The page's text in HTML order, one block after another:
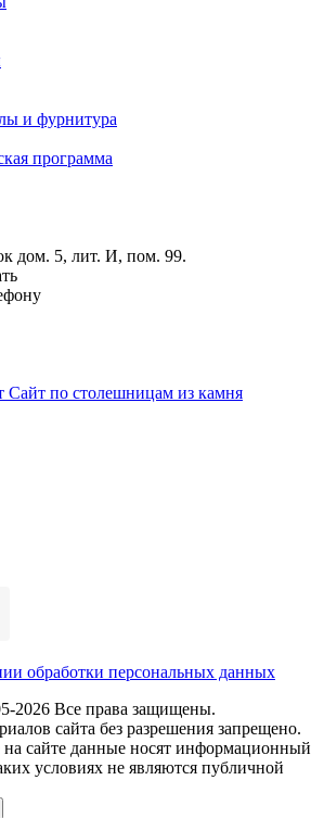
и фурнитура
программа
дом. 5, лит. И, пом. 99.
Сайт по столешницам из камня
обработки персональных данных
2026 Все права защищены.
сайта без разрешения запрещено.
на сайте данные носят информационный
условиях не являются публичной